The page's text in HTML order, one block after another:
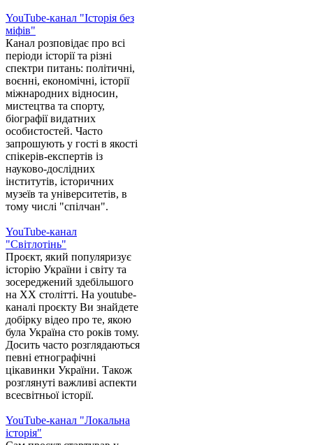
YouTube-канал "Історія без
міфів"
Канал розповідає про всі
періоди історії та різні
спектри питань: політичні,
воєнні, економічні, історії
міжнародних відносин,
мистецтва та спорту,
біографії видатних
особистостей. Часто
запрошують у гості в якості
спікерів-експертів із
науково-дослідних
інститутів, історичних
музеїв та університетів, в
тому числі "спілчан".
YouTube-канал
"Світлотінь"
Проєкт, який популяризує
історію України і світу та
зосереджений здебільшого
на XX столітті. На youtube-
каналі проєкту Ви знайдете
добірку відео про те, якою
була Україна сто років тому.
Досить часто розглядаються
певні етнографічні
цікавинки України. Також
розглянуті важливі аспекти
всесвітньої історії.
YouTube-канал "Локальна
історія"